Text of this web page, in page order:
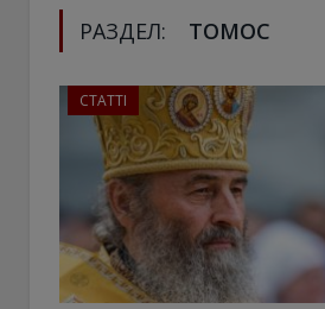
РАЗДЕЛ: ТОМОС
СТАТТІ